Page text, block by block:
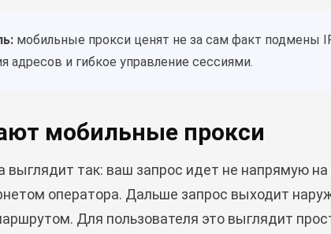
мобильные прокси ценят не за сам факт подмены
адресов и гибкое управление сессиями.
мобильные прокси
выглядит так: ваш запрос идет не напрямую
оператора. Дальше запрос выходит
Для пользователя это выглядит